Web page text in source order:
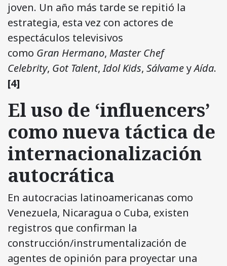
joven. Un año más tarde se repitió la
estrategia, esta vez con actores de
espectáculos televisivos
como Gran Hermano, Master Chef
Celebrity, Got Talent,Idol Kids, SálvameyAída.
[4]
El uso de ‘influencers’
como nueva táctica de
internacionalización
autocrática
En autocracias latinoamericanas como
Venezuela, Nicaragua o Cuba, existen
registros que confirman la
construcción/instrumentalización de
agentes de opinión para proyectar una